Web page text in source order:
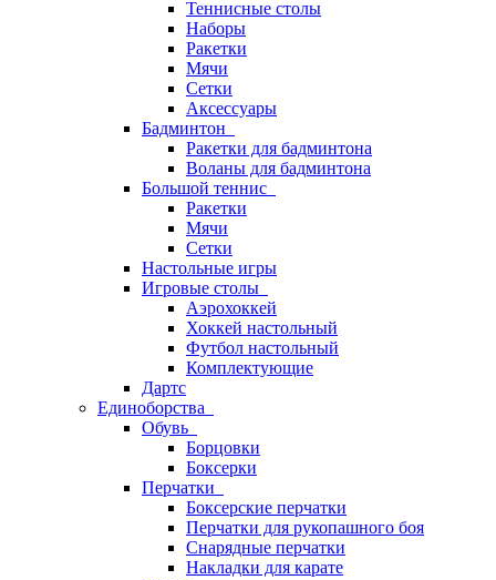
Теннисные столы
Наборы
Ракетки
Мячи
Сетки
Аксессуары
Бадминтон
Ракетки для бадминтона
Воланы для бадминтона
Большой теннис
Ракетки
Мячи
Сетки
Настольные игры
Игровые столы
Аэрохоккей
Хоккей настольный
Футбол настольный
Комплектующие
Дартс
Единоборства
Обувь
Борцовки
Боксерки
Перчатки
Боксерские перчатки
Перчатки для рукопашного боя
Снарядные перчатки
Накладки для карате